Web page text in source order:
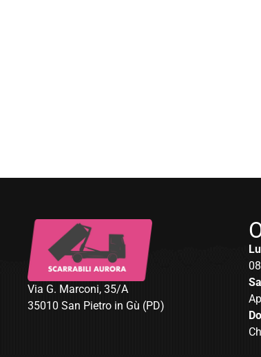
Via G. Marconi, 35/A
35010 San Pietro in Gù (PD)